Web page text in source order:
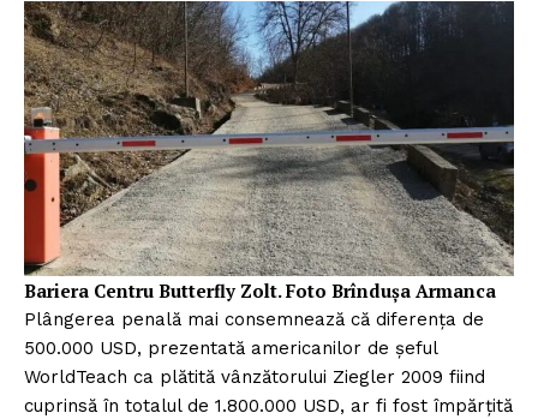
Bariera Centru Butterfly Zolt. Foto Brîndușa Armanca
Plângerea penală mai consemnează că diferența de
500.000 USD, prezentată americanilor de șeful
WorldTeach ca plătită vânzătorului Ziegler 2009 fiind
cuprinsă în totalul de 1.800.000 USD, ar fi fost împărțită